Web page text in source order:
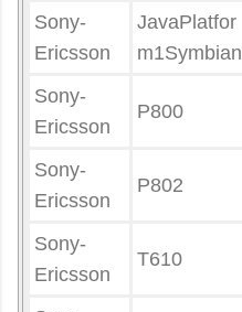
Sony-
Ericsson
JavaPlatfor
m1Symbian
Sony-
Ericsson
P800
Sony-
Ericsson
P802
Sony-
Ericsson
T610